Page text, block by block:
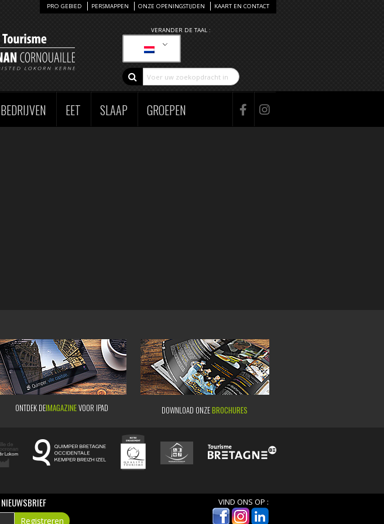
VERANDER DE TAAL :
PRO GEBIED PERSMAPPEN ONZE OPENINGSTIJDEN KAART EN CONTACT
BEDRIJVEN EET SLAAP GROEPEN
ONTDEK DEIMAGAZINEVOOR IPAD DOWNLOAD ONZEBROCHURES
NIEUWSBRIEF VIND ONS OP :